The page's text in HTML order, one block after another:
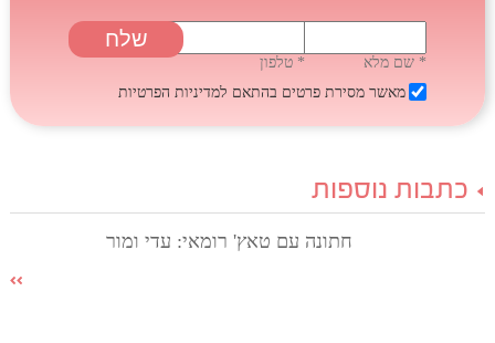
* שם מלא
* טלפון
מאשר מסירת פרטים בהתאם למדיניות הפרטיות
כתבות נוספות
חתונה עם טאץ' רומאי: עדי ומור